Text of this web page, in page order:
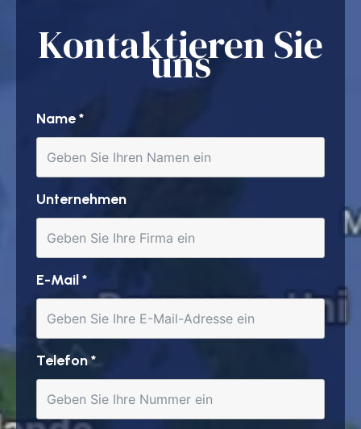
Kontaktieren Sie
uns
Name*
Unternehmen
E-Mail*
Telefon*